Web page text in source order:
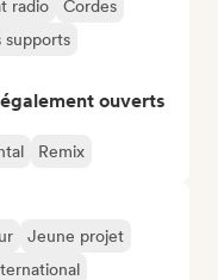
radio
Cordes
supports
ouverts
Remix
Jeune projet